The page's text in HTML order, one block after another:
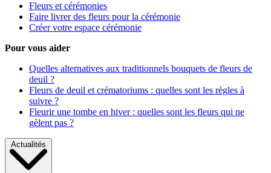
Fleurs et cérémonies
Faire livrer des fleurs pour la cérémonie
Créer votre espace cérémonie
Pour vous aider
Quelles alternatives aux traditionnels bouquets de fleurs de
deuil ?
Fleurs de deuil et crématoriums : quelles sont les règles à
suivre ?
Fleurir une tombe en hiver : quelles sont les fleurs qui ne
gèlent pas ?
Actualités